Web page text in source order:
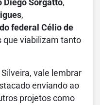
Diego Sorgatto,
,
federal Célio de
que viabilizam tanto
vale lembrar
enviando ao
projetos como